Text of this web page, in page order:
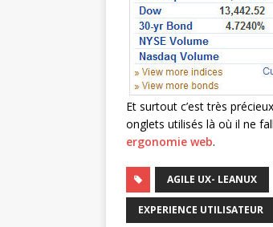
Et surtout c’est très
onglets utilisés là où il ne
ergonomie web.
AGILE UX- LEANUX
EXPERIENCE UTILISATEUR